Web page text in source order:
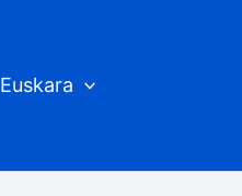
Euskara